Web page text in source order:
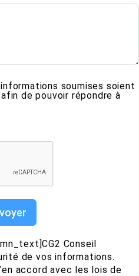
soumises soient
de pouvoir répondre à
Conseil
de vos informations.
accord avec les lois de